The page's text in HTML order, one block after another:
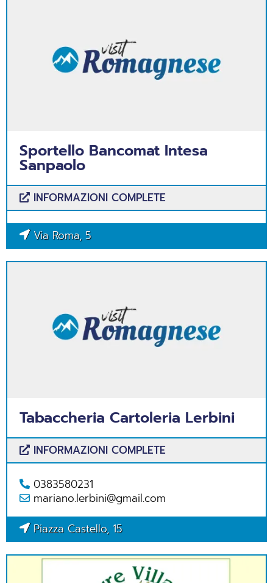
Sportello Bancomat Intesa
Sanpaolo
INFORMAZIONI COMPLETE
Via Roma, 5
Tabaccheria Cartoleria Lerbini
INFORMAZIONI COMPLETE
0383580231
mariano.lerbini@gmail.com
Piazza Castello, 15